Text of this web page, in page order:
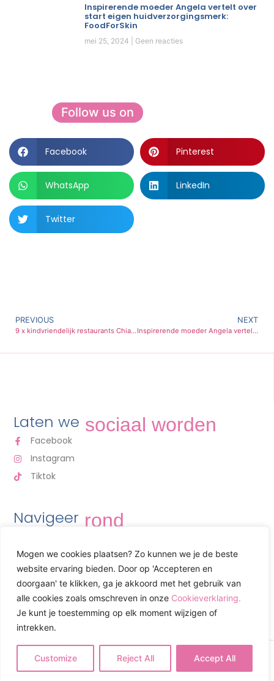
Mogen we cookies plaatsen? Zo kunnen we je de beste
website ervaring bieden. Door op 'Accepteren en
doorgaan' te klikken, ga je akkoord met het gebruik van
alle cookies zoals omschreven in onze Cookieverklaring.
Je kunt je toestemming op elk moment wijzigen of
intrekken.
Customize Reject All Accept All
Inspirerende moeder Angela vertelt over
start eigen huidverzorgingsmerk:
FoodForSkin
mei 25, 2024 Geen reacties
Follow us on
Facebook Pinterest
WhatsApp LinkedIn
Twitter
PREVIOUS
9 x kindvriendelijk restaurants Chiang Mai | Thailand (met speeltuin)
NEXT
Inspirerende moeder Angela vertelt over start eigen huidverzorgingsmerk: FoodForSkin
Laten we sociaal worden
Facebook
Instagram
Tiktok
Navigeer rond
OVER MIJ
WINKEL
CONTACT
Ontworpen doorDotClick